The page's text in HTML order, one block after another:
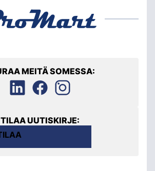
MEITÄ SOMESSA:
TILAA UUTISKIRJE: